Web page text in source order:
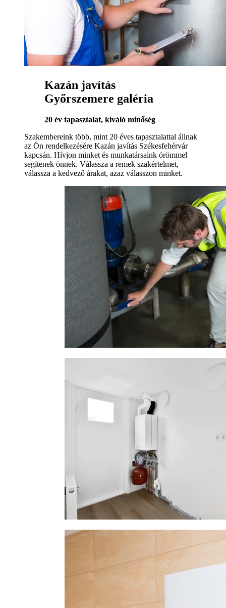
Kazán javítás
Győrszemere galéria
20 év tapasztalat, kiváló minőség
Szakembereink több, mint 20 éves tapasztalattal állnak
az Ön rendelkezésére Kazán javítás Székesfehérvár
kapcsán. Hívjon minket és munkatársaink örömmel
segítenek önnek. Válassza a remek szakértelmet,
válassza a kedvező árakat, azaz válasszon minket.